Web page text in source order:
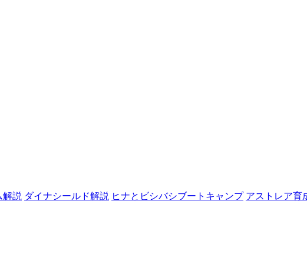
解説 ダイナシールド解説 ヒナとビシバシブートキャンプ アストレア育